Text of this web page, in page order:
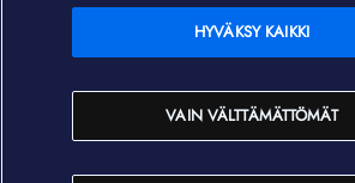
Elisa Oyj
In English
VAIN VÄLTTÄMÄTTÖMÄT
HYVÄKSY KAIKKI